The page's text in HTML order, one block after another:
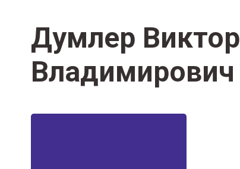
Думлер Виктор
Владимирович